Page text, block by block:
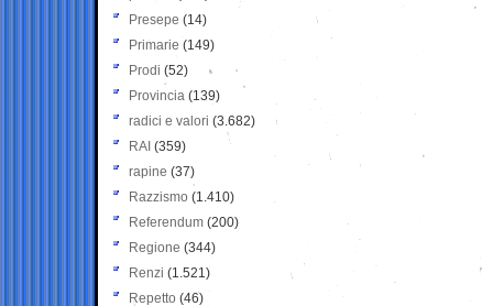
Presepe (14)
Primarie (149)
Prodi (52)
Provincia (139)
radici e valori (3.682)
RAI (359)
rapine (37)
Razzismo (1.410)
Referendum (200)
Regione (344)
Renzi (1.521)
Repetto (46)